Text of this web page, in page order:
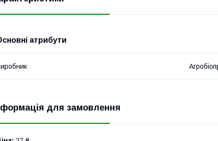
атрибути
для замовлення